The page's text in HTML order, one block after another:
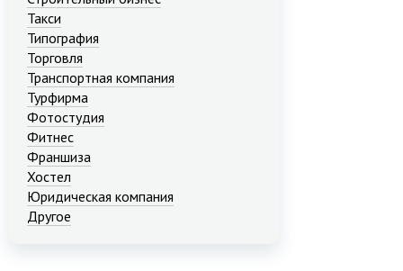
Такси
Типография
Торговля
Транспортная компания
Турфирма
Фотостудия
Фитнес
Франшиза
Хостел
Юридическая компания
Другое